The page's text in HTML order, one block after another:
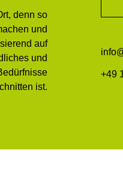
denn so
und
auf
und
ist.
+49